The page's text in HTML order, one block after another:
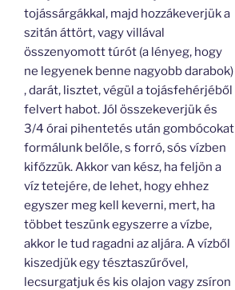
tojássárgákkal, majd hozzákeverjük a
szitán áttört, vagy villával
összenyomott túrót (a lényeg, hogy
ne legyenek benne nagyobb darabok)
, darát, lisztet, végül a tojásfehérjéből
felvert habot. Jól összekeverjük és
3/4 órai pihentetés után gombócokat
formálunk belőle, s forró, sós vízben
kifőzzük. Akkor van kész, ha feljön a
víz tetejére, de lehet, hogy ehhez
egyszer meg kell keverni, mert, ha
többet teszünk egyszerre a vízbe,
akkor le tud ragadni az aljára. A vízből
kiszedjük egy tésztaszűrővel,
lecsurgatjuk és kis olajon vagy zsíron